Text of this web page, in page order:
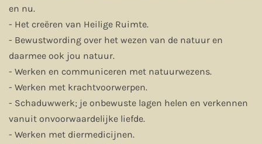
en nu.
- Het creëren van Heilige Ruimte.
- Bewustwording over het wezen van de natuur en
daarmee ook jou natuur.
- Werken en communiceren met natuurwezens.
- Werken met krachtvoorwerpen.
- Schaduwwerk; je onbewuste lagen helen en verkennen
vanuit onvoorwaardelijke liefde.
- Werken met diermedicijnen.